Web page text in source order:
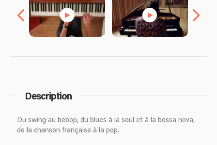
Description
Du swing au bebop, du blues à la soul et à la bossa nova,
de la chanson française à la pop.